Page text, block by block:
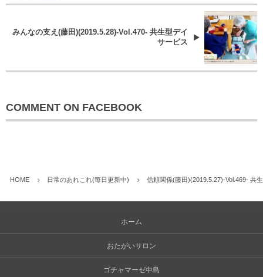
みんなの支え(藤田)(2019.5.28)-Vol.470- 共生型デイ
サービス
COMMENT ON FACEBOOK
HOME 日常のあれこれ(毎日更新中) 信頼関係(藤田)(2019.5.27)-Vol.469- 共
ホーム
おたがいサロン
ゴチャマーゼ中島